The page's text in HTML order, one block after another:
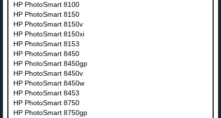
HP PhotoSmart 8100
HP PhotoSmart 8150
HP PhotoSmart 8150v
HP PhotoSmart 8150xi
HP PhotoSmart 8153
HP PhotoSmart 8450
HP PhotoSmart 8450gp
HP PhotoSmart 8450v
HP PhotoSmart 8450w
HP PhotoSmart 8453
HP PhotoSmart 8750
HP PhotoSmart 8750gp